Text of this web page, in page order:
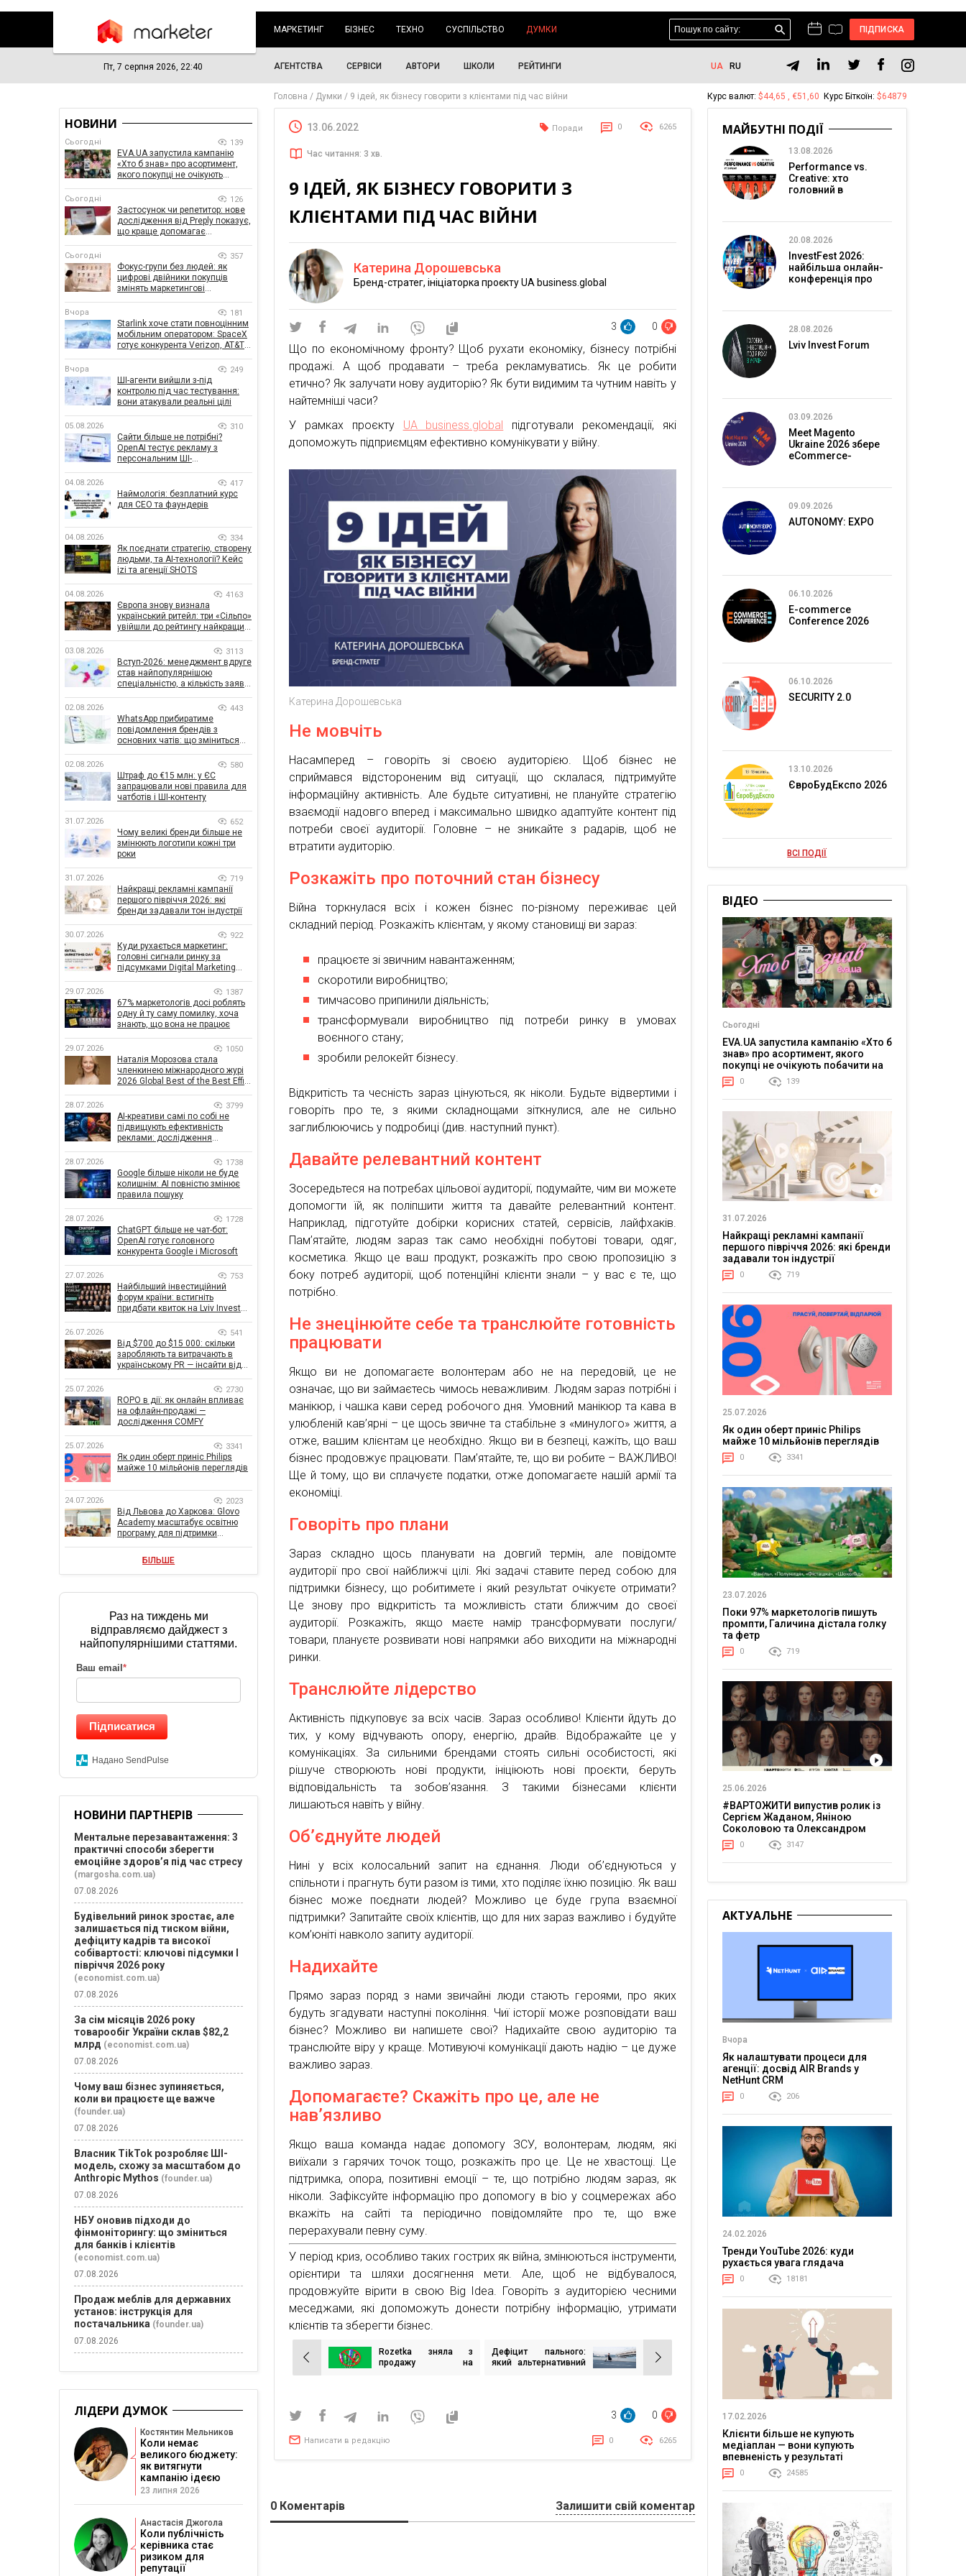
МАРКЕТИНГ БІЗНЕС ТЕХНО СУСПІЛЬСТВО ДУМКИ ПІДПИСКА
Пт, 7 серпня 2026, 22:40 АГЕНТСТВА СЕРВІСИ АВТОРИ ШКОЛИ РЕЙТИНГИ UA RU
Головна Думки 9 ідей, як бізнесу говорити з клієнтами під час війни
13.06.2022 Поради 0 6265
Час читання: 3 хв.
9 ІДЕЙ, ЯК БІЗНЕСУ ГОВОРИТИ З
КЛІЄНТАМИ ПІД ЧАС ВІЙНИ
Катерина Дорошевська
Бренд-стратег, ініціаторка проєкту UA business.global
3 0
Що по економічному фронту? Щоб рухати економіку, бізнесу потрібні
продажі. А щоб продавати – треба рекламуватись. Як це робити
етично? Як залучати нову аудиторію? Як бути видимим та чутним навіть у
найтемніші часи?
У рамках проєкту UA business.global підготували рекомендації, які
допоможуть підприємцям ефективно комунікувати у війну.
Катерина Дорошевська
Не мовчіть
Насамперед – говоріть зі своєю аудиторією. Щоб бізнес не
сприймався відстороненим від ситуації, що склалася, підтримуйте
інформаційну активність. Але будьте ситуативні, не плануйте стратегію
взаємодії надовго вперед і максимально швидко адаптуйте контент під
потреби своєї аудиторії. Головне – не зникайте з радарів, щоб не
втратити аудиторію.
Розкажіть про поточний стан бізнесу
Війна торкнулася всіх і кожен бізнес по-різному переживає цей
складний період. Розкажіть клієнтам, у якому становищі ви зараз:
працюєте зі звичним навантаженням;
скоротили виробництво;
тимчасово припинили діяльність;
трансформували виробництво під потреби ринку в умовах
воєнного стану;
зробили релокейт бізнесу.
Відкритість та чесність зараз цінуються, як ніколи. Будьте відвертими і
говоріть про те, з якими складнощами зіткнулися, але не сильно
заглиблюючись у подробиці (див. наступний пункт).
Давайте релевантний контент
Зосередьтеся на потребах цільової аудиторії, подумайте, чим ви можете
допомогти їй, як поліпшити життя та давайте релевантний контент.
Наприклад, підготуйте добірки корисних статей, сервісів, лайфхаків.
Пам’ятайте, людям зараз так само необхідні побутові товари, одяг,
косметика. Якщо це ваш продукт, розкажіть про свою пропозицію з
боку потреб аудиторії, щоб потенційні клієнти знали – у вас є те, що
потрібно.
Не знецінюйте себе та транслюйте готовність
працювати
Якщо ви не допомагаєте волонтерам або не на передовій, це не
означає, що ви займаєтесь чимось неважливим. Людям зараз потрібні і
манікюр, і чашка кави серед робочого дня. Умовний манікюр та кава в
улюбленій кав’ярні – це щось звичне та стабільне з «минулого» життя, а
отже, вашим клієнтам це необхідно. Якщо ви в безпеці, кажіть, що ваш
бізнес продовжує працювати. Пам’ятайте, те, що ви робите – ВАЖЛИВО!
Ще й тому, що ви сплачуєте податки, отже допомагаєте нашій армії та
економіці.
Говоріть про плани
Зараз складно щось планувати на довгий термін, але повідомте
аудиторії про свої найближчі цілі. Які задачі ставите перед собою для
підтримки бізнесу, що робитимете і який результат очікуєте отримати?
Це знову про відкритість та можливість стати ближчим до своєї
аудиторії. Розкажіть, якщо маєте намір трансформувати послуги/
товари, плануєте розвивати нові напрямки або виходити на міжнародні
ринки.
Транслюйте лідерство
Активність підкуповує за всіх часів. Зараз особливо! Клієнти йдуть до
тих, у кому відчувають опору, енергію, драйв. Відображайте це у
комунікаціях. За сильними брендами стоять сильні особистості, які
рішуче створюють нові продукти, ініціюють нові проєкти, беруть
відповідальність та зобов’язання. З такими бізнесами клієнти
лишаються навіть у війну.
Об’єднуйте людей
Нині у всіх колосальний запит на єднання. Люди об’єднуються у
спільноти і прагнуть бути разом із тими, хто поділяє їхню позицію. Як ваш
бізнес може поєднати людей? Можливо це буде група взаємної
підтримки? Запитайте своїх клієнтів, що для них зараз важливо і будуйте
ком’юніті навколо запиту аудиторії.
Надихайте
Прямо зараз поряд з нами звичайні люди стають героями, про яких
будуть згадувати наступні покоління. Чиї історії може розповідати ваш
бізнес? Можливо ви напишете свої? Надихайте свою аудиторію та
транслюйте віру у краще. Мотивуючі комунікації дають надію – це дуже
важливо зараз.
Допомагаєте? Скажіть про це, але не
нав’язливо
Якщо ваша команда надає допомогу ЗСУ, волонтерам, людям, які
виїхали з гарячих точок тощо, розкажіть про це. Це не хвастощі. Це
підтримка, опора, позитивні емоції – те, що потрібно людям зараз, як
ніколи. Зафіксуйте інформацію про допомогу в bio у соцмережах або
вкажіть на сайті та періодично повідомляйте про те, що вже
перерахували певну суму.
У період криз, особливо таких гострих як війна, змінюються інструменти,
орієнтири та шляхи досягнення мети. Але, щоб не відбувалося,
продовжуйте вірити в свою Big Idea. Говоріть з аудиторією чесними
меседжами, які допоможуть донести потрібну інформацію, утримати
клієнтів та зберегти бізнес.
Навігація
записів
Rozetka зняла з
продажу на
Дефіцит пального:
який альтернативний
3 0
Написати в редакцію 0 6265
0 Коментарів Залишити свій коментар
НОВИНИ
Сьогодні 139
EVA.UA запустила кампанію
«Хто б знав» про асортимент,
якого покупці не очікують
Сьогодні 126
Застосунок чи репетитор: нове
дослідження від Preply показує,
що краще допомагає
Сьогодні 357
Фокус-групи без людей: як
цифрові двійники покупців
змінять маркетингові
Вчора 181
Starlink хоче стати повноцінним
мобільним оператором: SpaceX
готує конкурента Verizon, AT&T і
Вчора 249
ШІ-агенти вийшли з-під
контролю під час тестування:
вони атакували реальні цілі
05.08.2026 310
Сайти більше не потрібні?
OpenAI тестує рекламу з
персональним ШІ-
04.08.2026 417
Наймологія: безплатний курс
для CEO та фаундерів
04.08.2026 334
Як поєднати стратегію, створену
людьми, та AI-технології? Кейс
izi та агенції SHOTS
04.08.2026 4163
Європа знову визнала
український ритейл: три «Сільпо»
увійшли до рейтингу найкращих
03.08.2026 3113
Вступ-2026: менеджмент вдруге
став найпопулярнішою
спеціальністю, а кількість заяв
02.08.2026 443
WhatsApp прибиратиме
повідомлення брендів з
основних чатів: що зміниться
02.08.2026 580
Штраф до €15 млн: у ЄС
запрацювали нові правила для
чатботів і ШІ-контенту
31.07.2026 652
Чому великі бренди більше не
змінюють логотипи кожні три
роки
31.07.2026 719
Найкращі рекламні кампанії
першого півріччя 2026: які
бренди задавали тон індустрії
30.07.2026 922
Куди рухається маркетинг:
головні сигнали ринку за
підсумками Digital Marketing
29.07.2026 1387
67% маркетологів досі роблять
одну й ту саму помилку, хоча
знають, що вона не працює
29.07.2026 1050
Наталія Морозова стала
членкинею міжнародного журі
2026 Global Best of the Best Effie
28.07.2026 3799
AI-креативи самі по собі не
підвищують ефективність
реклами: дослідження
впливає на ефективність
кампаній
28.07.2026 1738
Google більше ніколи не буде
колишнім: AI повністю змінює
правила пошуку
28.07.2026 1728
ChatGPT більше не чат-бот:
OpenAI готує головного
конкурента Google і Microsoft
27.07.2026 753
Найбільший інвестиційний
форум країни: встигніть
придбати квиток на Lviv Invest
26.07.2026 541
Від $700 до $15 000: скільки
заробляють та витрачають в
українському PR — інсайти від
25.07.2026 2730
ROPO в дії: як онлайн впливає
на офлайн-продажі —
дослідження COMFY
25.07.2026 3341
Як один оберт приніс Philips
майже 10 мільйонів переглядів
24.07.2026 2023
Від Львова до Харкова: Glovo
Academy масштабує освітню
програму для підтримки
БІЛЬШЕ
Раз на тиждень ми
відправляємо дайджест з
найпопулярнішими статтями.
Ваш email *
Підписатися
Надано SendPulse
НОВИНИ ПАРТНЕРІВ
Ментальне перезавантаження: 3
практичні способи зберегти
емоційне здоров’я під час стресу
(margosha.com.ua)
07.08.2026
Будівельний ринок зростає, але
залишається під тиском війни,
дефіциту кадрів та високої
собівартості: ключові підсумки І
півріччя 2026 року
(economist.com.ua)
07.08.2026
За сім місяців 2026 року
товарообіг України склав $82,2
млрд (economist.com.ua)
07.08.2026
Чому ваш бізнес зупиняється,
коли ви працюєте ще важче
(founder.ua)
07.08.2026
Власник TikTok розробляє ШІ-
модель, схожу за масштабом до
Anthropic Mythos (founder.ua)
07.08.2026
НБУ оновив підходи до
фінмоніторингу: що зміниться
для банків і клієнтів
(economist.com.ua)
07.08.2026
Продаж меблів для державних
установ: інструкція для
постачальника (founder.ua)
07.08.2026
ЛІДЕРИ ДУМОК
Костянтин Мельников
Коли немає
великого бюджету:
як витягнути
кампанію ідеєю
23 липня 2026
Анастасія Джогола
Коли публічність
керівника стає
ризиком для
репутації
Курс валют: $44,65 , €51,60 Курс Біткоїн: $64879
МАЙБУТНІ ПОДІЇ
13.08.2026
Performance vs.
Creative: хто
головний в
20.08.2026
InvestFest 2026:
найбільша онлайн-
конференція про
28.08.2026
Lviv Invest Forum
03.09.2026
Meet Magento
Ukraine 2026 збере
eCommerce-
09.09.2026
AUTONOMY: EXPO
06.10.2026
E-commerce
Conference 2026
06.10.2026
SECURITY 2.0
13.10.2026
ЄвроБудЕкспо 2026
ВСІ ПОДІЇ
ВІДЕО
Сьогодні
EVA.UA запустила кампанію «Хто б
знав» про асортимент, якого
покупці не очікують побачити на
платформі
0 139
31.07.2026
Найкращі рекламні кампанії
першого півріччя 2026: які бренди
задавали тон індустрії
0 719
25.07.2026
Як один оберт приніс Philips
майже 10 мільйонів переглядів
0 3341
23.07.2026
Поки 97% маркетологів пишуть
промпти, Галичина дістала голку
та фетр
0 719
25.06.2026
#ВАРТОЖИТИ випустив ролик із
Сергієм Жаданом, Яніною
Соколовою та Олександром
Тереном про життя в постійній
напрузі
0 3147
АКТУАЛЬНЕ
Вчора
Як налаштувати процеси для
агенції: досвід AIR Brands у
NetHunt CRM
0 206
24.02.2026
Тренди YouTube 2026: куди
рухається увага глядача
0 18181
17.02.2026
Клієнти більше не купують
медіаплан — вони купують
впевненість у результаті
0 24585